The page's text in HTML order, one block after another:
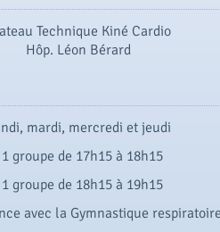
Technique Kiné Cardio
Hôp. Léon Bérard
mardi, mercredi et jeudi
groupe de 17h15 à 18h15
groupe de 18h15 à 19h15
avec la Gymnastique